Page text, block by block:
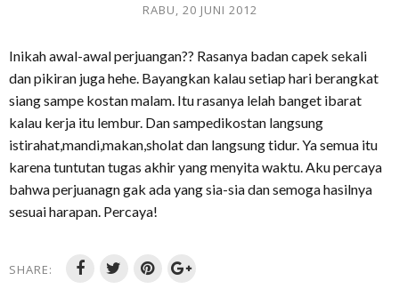
RABU, 20 JUNI 2012
Inikah awal-awal perjuangan?? Rasanya badan capek sekali
dan pikiran juga hehe. Bayangkan kalau setiap hari berangkat
siang sampe kostan malam. Itu rasanya lelah banget ibarat
kalau kerja itu lembur. Dan sampedikostan langsung
istirahat,mandi,makan,sholat dan langsung tidur. Ya semua itu
karena tuntutan tugas akhir yang menyita waktu. Aku percaya
bahwa perjuanagn gak ada yang sia-sia dan semoga hasilnya
sesuai harapan. Percaya!
SHARE: